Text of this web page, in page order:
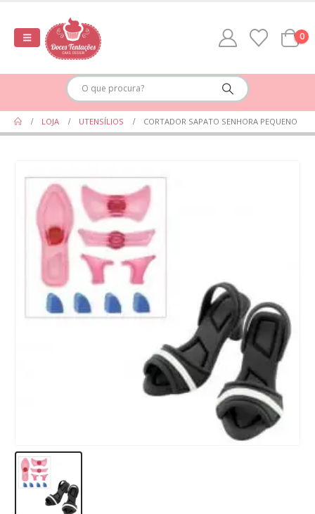
0
LOJA UTENSÍLIOS CORTADOR SAPATO SENHORA PEQUENO